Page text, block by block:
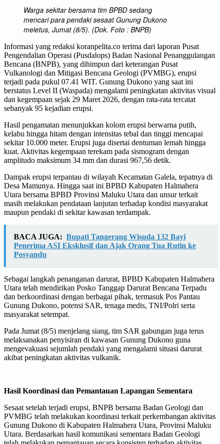
Warga sekitar bersama tim BPBD sedang
mencari para pendaki sesaat Gunung Dukono
meletus, Jumat (8/5). (Dok. Foto : BNPB)
Informasi yang redaksi koranpelita.co terima dari laporan Pusat
Pengendalian Operasi (Pusdalops) Badan Nasional Penanggulangan
Bencana (BNPB), yang dihimpun dari keterangan Pusat
Vulkanologi dan Mitigasi Bencana Geologi (PVMBG), erupsi
terjadi pada pukul 07.41 WIT. Gunung Dukono yang saat ini
berstatus Level II (Waspada) mengalami peningkatan aktivitas visual
dan kegempaan sejak 29 Maret 2026, dengan rata-rata tercatat
sebanyak 95 kejadian erupsi.
Hasil pengamatan menunjukkan kolom erupsi berwarna putih,
kelabu hingga hitam dengan intensitas tebal dan tinggi mencapai
sekitar 10.000 meter. Erupsi juga disertai dentuman lemah hingga
kuat. Aktivitas kegempaan terekam pada sismogram dengan
amplitudo maksimum 34 mm dan durasi 967,56 detik.
Dampak erupsi terpantau di wilayah Kecamatan Galela, tepatnya di
Desa Mamunya. Hingga saat ini BPBD Kabupaten Halmahera
Utara bersama BPBD Provinsi Maluku Utara dan unsur terkait
masih melakukan pendataan lanjutan terhadap kondisi masyarakat
maupun pendaki di sekitar kawasan terdampak.
BACA JUGA: Bupati Tangerang Wisuda 132 Bayi
Penerima ASI Eksklusif dan Ajak Orang Tua Rutin ke
Posyandu
Sebagai langkah penanganan darurat, BPBD Kabupaten Halmahera
Utara telah mendirikan Posko Tanggap Darurat Bencana Terpadu
dan berkoordinasi dengan berbagai pihak, termasuk Pos Pantau
Gunung Dukono, potensi SAR, tenaga medis, TNI/Polri serta
masyarakat setempat.
Pada Jumat (8/5) menjelang siang, tim SAR gabungan juga terus
melaksanakan penyisiran di kawasan Gunung Dukono guna
mengevakuasi sejumlah pendaki yang mengalami situasi darurat
akibat peningkatan aktivitas vulkanik.
Hasil Koordinasi dan Pemantauan Lapangan Sementara
Sesaat setelah terjadi erupsi, BNPB bersama Badan Geologi dan
PVMBG telah melakukan koordinasi terkait perkembangan aktivitas
Gunung Dukono di Kabupaten Halmahera Utara, Provinsi Maluku
Utara. Berdasarkan hasil komunikasi sementara Badan Geologi